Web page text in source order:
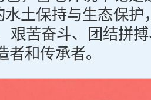
土保持与生态保护
艰苦奋斗、团结拼
者和传承者。